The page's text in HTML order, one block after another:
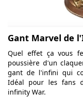
Gant Marvel de
Quel effet ça vous
poussière d'un
gant de l'infini qui
Idéal pour les fans
infinity War.